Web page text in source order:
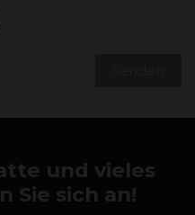
und vieles
Sie sich an!